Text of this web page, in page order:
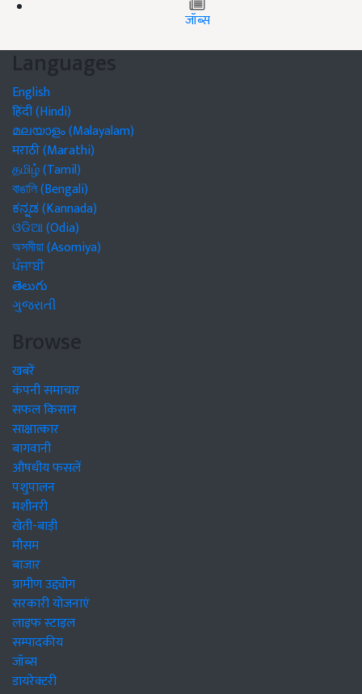
जॉब्स
Languages
English
हिंदी (Hindi)
മലയാളം (Malayalam)
मराठी (Marathi)
தமிழ் (Tamil)
বাঙালি (Bengali)
ಕನ್ನಡ (Kannada)
ଓଡିଆ (Odia)
অসমীয়া (Asomiya)
ਪੰਜਾਬੀ
తెలుగు
ગુજરાતી
Browse
खबरें
कंपनी समाचार
सफल किसान
साक्षात्कार
बागवानी
औषधीय फसलें
पशुपालन
मशीनरी
खेती-बाड़ी
मौसम
बाजार
ग्रामीण उद्द्योग
सरकारी योजनाएं
लाइफ स्टाइल
सम्पादकीय
जॉब्स
डायरेक्टरी